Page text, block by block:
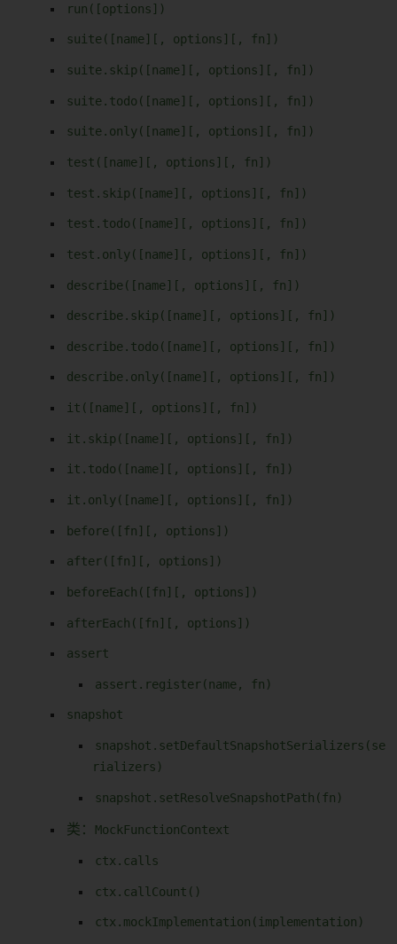
run([options])
suite([name][, options][, fn])
suite.skip([name][, options][, fn])
suite.todo([name][, options][, fn])
suite.only([name][, options][, fn])
test([name][, options][, fn])
test.skip([name][, options][, fn])
test.todo([name][, options][, fn])
test.only([name][, options][, fn])
describe([name][, options][, fn])
describe.skip([name][, options][, fn])
describe.todo([name][, options][, fn])
describe.only([name][, options][, fn])
it([name][, options][, fn])
it.skip([name][, options][, fn])
it.todo([name][, options][, fn])
it.only([name][, options][, fn])
before([fn][, options])
after([fn][, options])
beforeEach([fn][, options])
afterEach([fn][, options])
assert
assert.register(name, fn)
snapshot
snapshot.setDefaultSnapshotSerializers(se
rializers)
snapshot.setResolveSnapshotPath(fn)
类： MockFunctionContext
ctx.calls
ctx.callCount()
ctx.mockImplementation(implementation)